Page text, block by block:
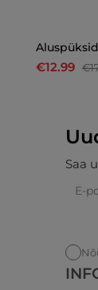
€12.99
Saa